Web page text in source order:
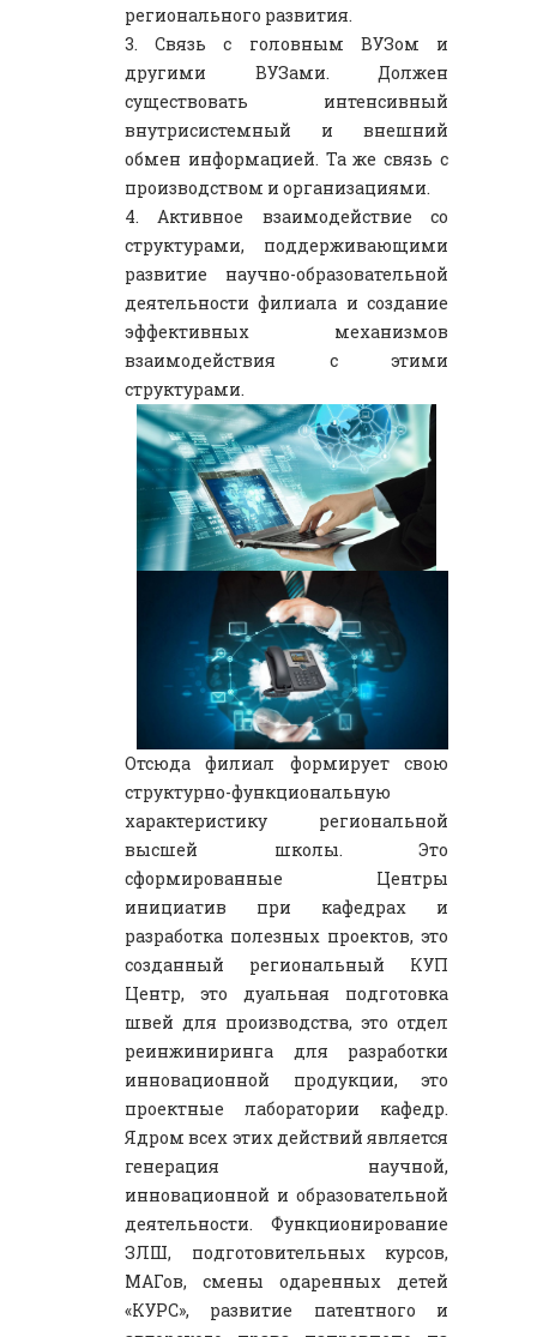
регионального развития.
3. Связь с головным ВУЗом и
другими ВУЗами. Должен
существовать интенсивный
внутрисистемный и внешний
обмен информацией. Та же связь с
производством и организациями.
4. Активное взаимодействие со
структурами, поддерживающими
развитие научно-образовательной
деятельности филиала и создание
эффективных механизмов
взаимодействия с этими
структурами.
Отсюда филиал формирует свою
структурно-функциональную
характеристику региональной
высшей школы. Это
сформированные Центры
инициатив при кафедрах и
разработка полезных проектов, это
созданный региональный КУП
Центр, это дуальная подготовка
швей для производства, это отдел
реинжиниринга для разработки
инновационной продукции, это
проектные лаборатории кафедр.
Ядром всех этих действий является
генерация научной,
инновационной и образовательной
деятельности. Функционирование
ЗЛШ, подготовительных курсов,
МАГов, смены одаренных детей
«КУРС», развитие патентного и